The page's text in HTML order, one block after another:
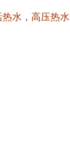
水，高压热